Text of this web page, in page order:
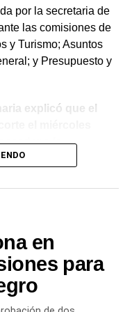
por la secretaria de
las comisiones de
y Turismo; Asuntos
y Presupuesto y
explicó que el
a la
aprobar el examen
registrar sanciones
ante la Junta de
favorable y acreditar
Médica
neto de los
y remarcó que todo el
en
para